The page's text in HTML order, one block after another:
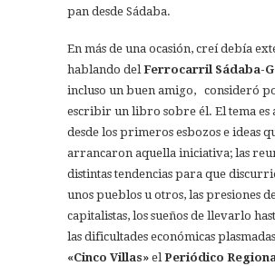
pan desde Sádaba.
En más de una ocasión, creí debía
hablando delFerrocarril Sádaba-
incluso un buen amigo, consideró
escribir un libro sobre él. El tema es
desde los primeros esbozos e ideas
arrancaron aquella iniciativa; las
distintas tendencias para que
unos pueblos u otros, las presiones
capitalistas, los sueños de llevarlo
las dificultades económicas
«Cinco Villas» elPeriódico